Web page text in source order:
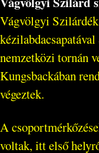
Vágvölgyi
nemzetközi tornán
Kungsbackában
végeztek.
A
voltak, itt első